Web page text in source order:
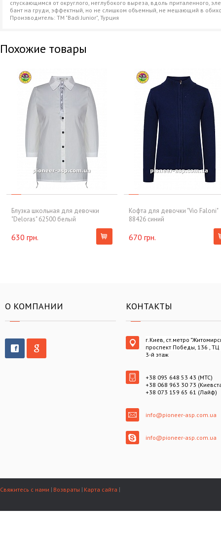
спускающимся от округлого, неглубокого выреза, вдоль приталенного,
бант на груди, эффектный, но не слишком объемный, не мешающий в
Производитель: ТМ "Badi Junior", Турция
Похожие товары
Блузка школьная для девочки
"Deloras" 62500 белый
630 грн.
Кофта для девочки "Vio Faloni"
88426 синий
670 грн.
О КОМПАНИИ КОНТАКТЫ
г.Киев, ст.метро
проспект Победы, 136 , ТЦ
3-й этаж
+38 095 648 53 43 (МТС)
+38 068 963 30 73
+38 073 159 65 61 (Лайф)
info@pioneer-asp.com.ua
info@pioneer-asp.com.ua
Свяжитесь с нами Возвраты Карта сайта